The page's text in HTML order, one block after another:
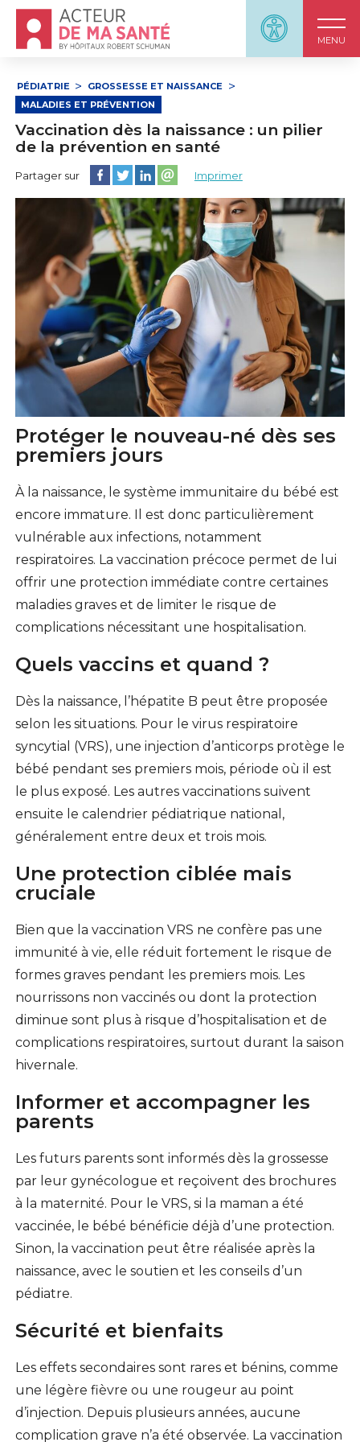
Panneau
MENU
Accueil - Acteur de ma santé, by HôpitauxRobert
PÉDIATRIE
GROSSESSE ET NAISSANCE
MALADIES ET PRÉVENTION
Vaccination dès la naissance : un pilier
de la prévention en santé
Partager sur Partager cette page sur Facebook
Partager cette page sur Twitter
Partager cette page sur LinkedIn
Partager cette page sur email
Imprimer
Protéger le nouveau-né dès ses
premiers jours
À la naissance, le système immunitaire du bébé est
encore immature. Il est donc particulièrement
vulnérable aux infections, notamment
respiratoires. La vaccination précoce permet de lui
offrir une protection immédiate contre certaines
maladies graves et de limiter le risque de
complications nécessitant une hospitalisation.
Quels vaccins et quand ?
Dès la naissance, l’hépatite B peut être proposée
selon les situations. Pour le virus respiratoire
syncytial (VRS), une injection d’anticorps protège le
bébé pendant ses premiers mois, période où il est
le plus exposé. Les autres vaccinations suivent
ensuite le calendrier pédiatrique national,
généralement entre deux et trois mois.
Une protection ciblée mais
cruciale
Bien que la vaccination VRS ne confère pas une
immunité à vie, elle réduit fortement le risque de
formes graves pendant les premiers mois. Les
nourrissons non vaccinés ou dont la protection
diminue sont plus à risque d’hospitalisation et de
complications respiratoires, surtout durant la saison
hivernale.
Informer et accompagner les
parents
Les futurs parents sont informés dès la grossesse
par leur gynécologue et reçoivent des brochures
à la maternité. Pour le VRS, si la maman a été
vaccinée, le bébé bénéficie déjà d’une protection.
Sinon, la vaccination peut être réalisée après la
naissance, avec le soutien et les conseils d’un
pédiatre.
Sécurité et bienfaits
Les effets secondaires sont rares et bénins, comme
une légère fièvre ou une rougeur au point
d’injection. Depuis plusieurs années, aucune
complication grave n’a été observée. La vaccination